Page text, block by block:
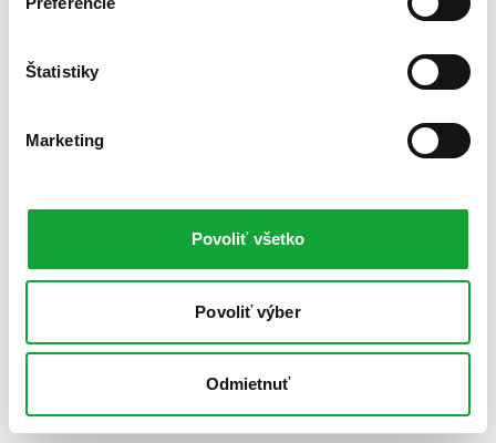
Štatistiky
Marketing
Povoliť všetko
Povoliť výber
Odmietnuť